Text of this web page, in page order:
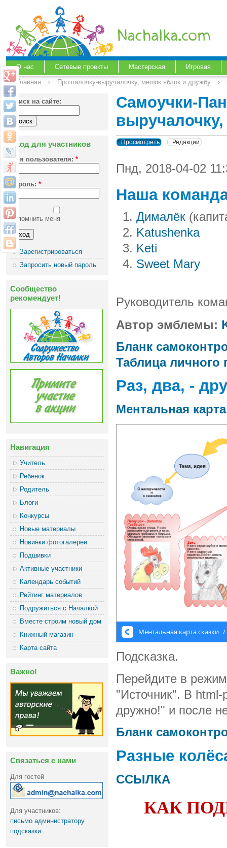
О нас Сетевые проекты Мастерская
Игровая
Главная
› Про палочку-выручалочку, мешок яблок и дружбу ›
Поиск на сайте:
Вход для участников
Имя пользователя: *
Пароль: *
Запомнить меня
Зарегистрироваться
Запросить новый пароль
Сообщество
рекомендует!
Навигация
Учитель
Ребёнок
Родитель
Блоги
Конкурсы
Новые материалы
Новинки фотогалереи
Подшивки
Активные участники
Календарь событий
Рейтинг материалов
Подружиться с Началкой
Вместе строим новый дом
Книжный магазин
Карта сайта
Важно!
Связаться с нами
Для гостей
Для участников:
письмо администратору
подсказки
Самоучки-
Просмотреть Редакции
Пнд, 2018-04-02
Наша
Дималёк
Katushenka
Keti
Sweet Mary
Руководитель
Автор эмблемы:
Бланк
Таблица личного
Раз, два, -
Ментальная
Подсказка.
Перейдите в
"Источник". В html-
дружно!" и после
Бланк
Разные
CCЫЛКА
КАК